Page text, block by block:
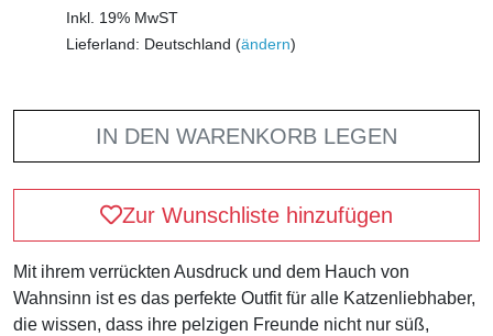
Inkl. 19% MwST
Lieferland: Deutschland (ändern)
IN DEN WARENKORB LEGEN
Zur Wunschliste hinzufügen
Mit ihrem verrückten Ausdruck und dem Hauch von
Wahnsinn ist es das perfekte Outfit für alle Katzenliebhaber,
die wissen, dass ihre pelzigen Freunde nicht nur süß,